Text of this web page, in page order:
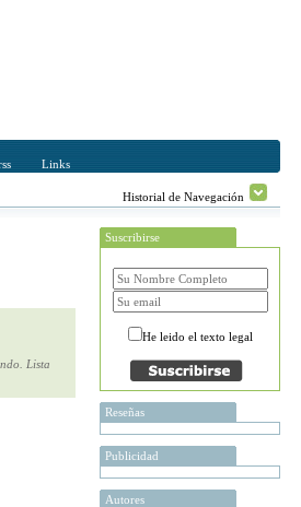
Links
Historial de Navegación
Lista
Suscribirse
He leido el texto legal
Reseñas
Publicidad
Autores